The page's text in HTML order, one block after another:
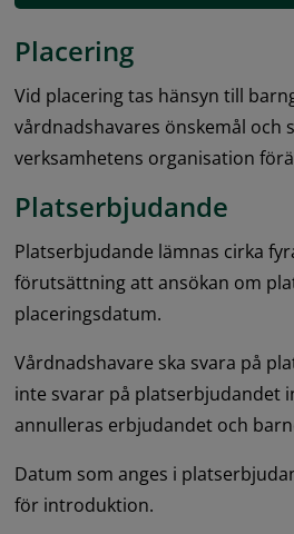
Placering
Vid placering tas hänsyn till
vårdnadshavares önskemål och
verksamhetens organisation
Platserbjudande
Platserbjudande lämnas cirka
förutsättning att ansökan om
placeringsdatum.
Vårdnadshavare ska svara på
inte svarar på platserbjudandet
annulleras erbjudandet och
Datum som anges i
för introduktion.